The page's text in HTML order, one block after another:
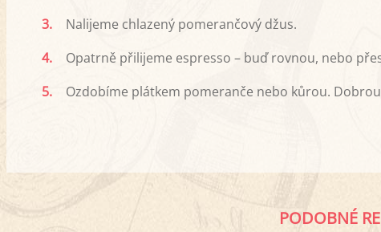
3.
Nalijeme chlazený pomerančový džus.
4.
Opatrně přilijeme espresso – buď rovnou, nebo
5.
Ozdobíme plátkem pomeranče nebo kůrou.
PODOBNÉ